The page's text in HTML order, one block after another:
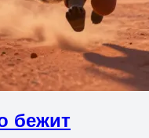
бежит